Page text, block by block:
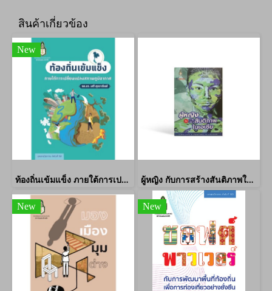
สินค้าเกี่ยวข้อง
New
ท้องถิ่นเข้มแข็ง ภายใต้การเปลี่ยนแปลงสภาพภูมิอากาศ ผู้หญิง กับการสร้างสันติภาพในเอเชีย
New New